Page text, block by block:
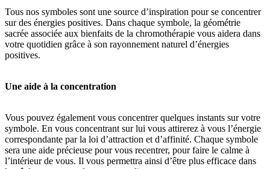
Tous nos symboles sont une source d’inspiration pour se concentrer
sur des énergies positives. Dans chaque symbole, la géométrie
sacrée associée aux bienfaits de la chromothérapie vous aidera dans
votre quotidien grâce à son rayonnement naturel d’énergies
positives.
Une aide à la concentration
Vous pouvez également vous concentrer quelques instants sur votre
symbole. En vous concentrant sur lui vous attirerez à vous l’énergie
correspondante par la loi d’attraction et d’affinité. Chaque symbole
sera une aide précieuse pour vous recentrer, pour faire le calme à
l’intérieur de vous. Il vous permettra ainsi d’être plus efficace dans